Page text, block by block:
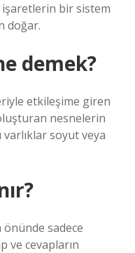
bir sistem
doğar.
demek?
etkileşime giren
nesnelerin
soyut veya
önünde sadece
ve cevapların